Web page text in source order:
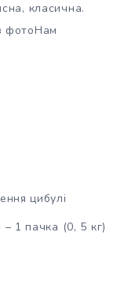
класична.
фотоНам
цибулі
1 пачка (0, 5 кг)